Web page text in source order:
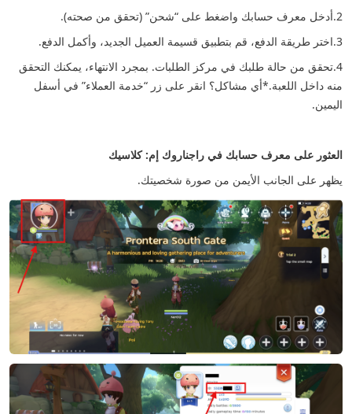
2.أدخل معرف حسابك واضغط على “شحن” (تحقق من صحته).
3.اختر طريقة الدفع، قم بتطبيق قسيمة العميل الجديد، وأكمل الدفع.
4.تحقق من حالة طلبك في مركز الطلبات. بمجرد الانتهاء، يمكنك التحقق
منه داخل اللعبة.*أي مشاكل؟ انقر على زر “خدمة العملاء” في أسفل
اليمين.
العثور على معرف حسابك في راجناروك إم: كلاسيك
يظهر على الجانب الأيمن من صورة شخصيتك.